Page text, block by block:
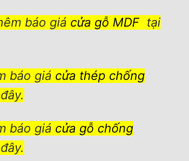
báo giá cửa gỗ MDFtại
báo giá cửa thép chống
báo giá cửa gỗ chống